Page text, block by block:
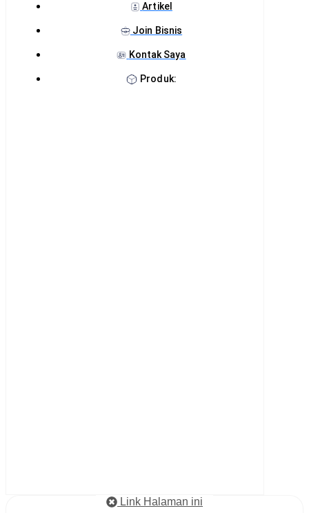
Artikel
Join Bisnis
Kontak Saya
Produk:
Link Halaman ini